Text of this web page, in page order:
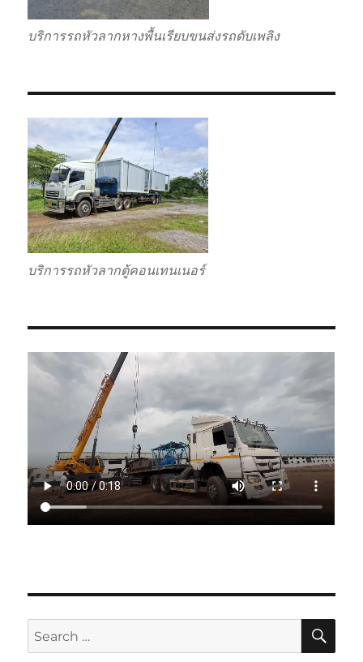
บริการรถหัวลากหางพื้นเรียบขนส่งรถดับเพลิง
บริการรถหัวลากตู้คอนเทนเนอร์
Search
for: